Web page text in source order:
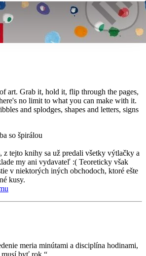
art. Grab it, hold it, flip through the pages,
no limit to what you can make with it.
and splodges, shapes and letters, signs
so špirálou
z tejto knihy sa už predali všetky výtlačky a
my ani vydavateľ :( Teoreticky však
v niektorých iných obchodoch, ktoré ešte
kusy.
meria minútami a disciplína hodinami,